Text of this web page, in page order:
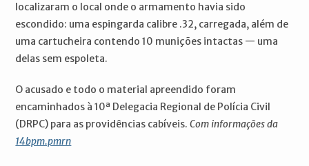
localizaram o local onde o armamento havia sido
escondido: uma espingarda calibre .32, carregada, além de
uma cartucheira contendo 10 munições intactas — uma
delas sem espoleta.
O acusado e todo o material apreendido foram
encaminhados à 10ª Delegacia Regional de Polícia Civil
(DRPC) para as providências cabíveis. Com informações da
14bpm.pmrn